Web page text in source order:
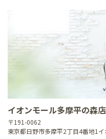
イオンモール多摩平の森店
〒191-0062
東京都日野市多摩平2丁目4番地1